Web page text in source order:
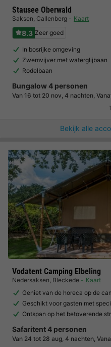
Stausee Oberwald
Saksen, Callenberg Kaart
8.3 Zeer goed
In bosrijke omgeving
Zwemvijver met waterglijbaan
Rodelbaan
Bungalow 4 personen
Van 16 tot 20 nov, 4 nachten,
Bekijk alle
Vodatent Camping Elbeling
Nedersaksen, Bleckede
Kaart
Geniet van de horeca op de
Geschikt voor gasten met
Ontspan op het betoverende
Safaritent 4 personen
Van 24 tot 28 aug, 4 nachten,